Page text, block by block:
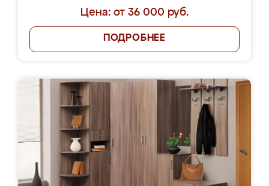
Цена: от 36 000 руб.
ПОДРОБНЕЕ